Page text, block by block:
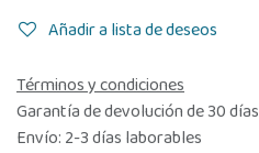
Añadir a lista de deseos
Términos y condiciones
Garantía de devolución de 30 días
Envío: 2-3 días laborables